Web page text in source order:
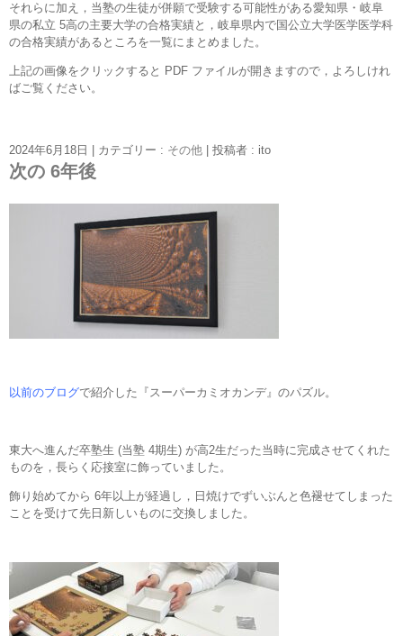
それらに加え，当塾の生徒が併願で受験する可能性がある愛知県・岐阜
県の私立 5高の主要大学の合格実績と，岐阜県内で国公立大学医学医学科
の合格実績があるところを一覧にまとめました。
上記の画像をクリックすると PDF ファイルが開きますので，よろしけれ
ばご覧ください。
2024年6月18日 カテゴリー : その他 投稿者 : ito
次の 6年後
以前のブログで紹介した『スーパーカミオカンデ』のパズル。
東大へ進んだ卒塾生 (当塾 4期生) が高2生だった当時に完成させてくれた
ものを，長らく応接室に飾っていました。
飾り始めてから 6年以上が経過し，日焼けでずいぶんと色褪せてしまった
ことを受けて先日新しいものに交換しました。